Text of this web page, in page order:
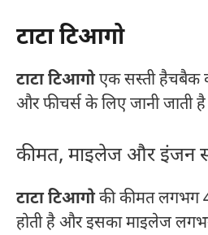
टाटा टिआगो
टाटा टिआगोएक सस्ती हैचबैक
और फीचर्स के लिए जानी जाती
कीमत, माइलेज और इंजन
टाटा टिआगोकी कीमत लगभग
होती है और इसका माइलेज